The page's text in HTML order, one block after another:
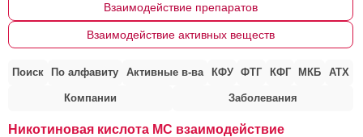
Взаимодействие препаратов
Взаимодействие активных веществ
Поиск По алфавиту Активные в-ва КФУ ФТГ КФГ МКБ АТХ
Компании Заболевания
Никотиновая кислота МС взаимодействие